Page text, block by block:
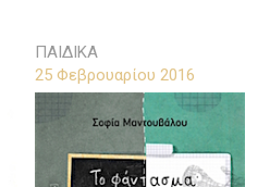
ΠΑΙΔΙΚΑ
25 Φεβρουαρίου 2016